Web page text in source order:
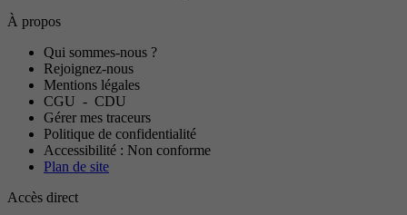
À propos
Qui sommes-nous ?
Rejoignez-nous
Mentions légales
CGU - CDU
Gérer mes traceurs
Politique de confidentialité
Accessibilité : Non conforme
Plan de site
Accès direct